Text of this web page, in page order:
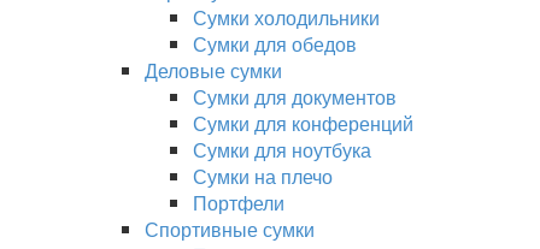
Сумки холодильники
Сумки для обедов
Деловые сумки
Сумки для документов
Сумки для конференций
Сумки для ноутбука
Сумки на плечо
Портфели
Спортивные сумки